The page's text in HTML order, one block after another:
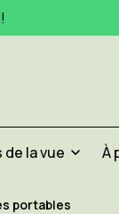
la vue À
portables